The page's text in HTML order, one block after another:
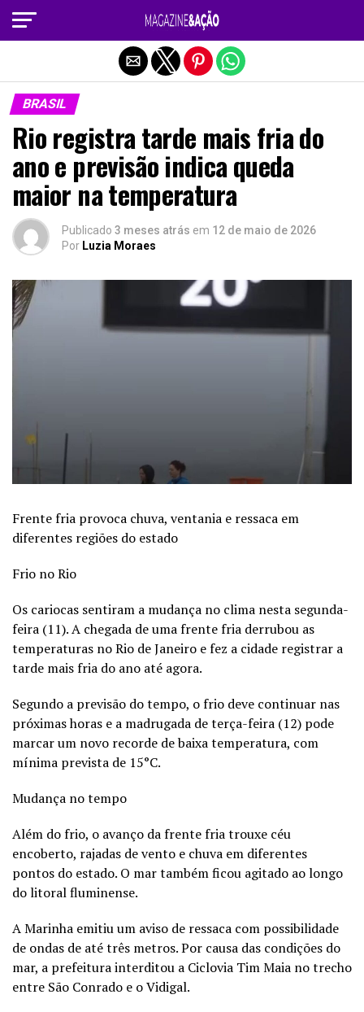
BRASIL
Rio registra tarde mais fria do
ano e previsão indica queda
maior na temperatura
Publicado 3 meses atrás em 12 de maio de 2026
Por Luzia Moraes
Frente fria provoca chuva, ventania e ressaca em
diferentes regiões do estado
Frio no Rio
Os cariocas sentiram a mudança no clima nesta segunda-
feira (11). A chegada de uma frente fria derrubou as
temperaturas no Rio de Janeiro e fez a cidade registrar a
tarde mais fria do ano até agora.
Segundo a previsão do tempo, o frio deve continuar nas
próximas horas e a madrugada de terça-feira (12) pode
marcar um novo recorde de baixa temperatura, com
mínima prevista de 15°C.
Mudança no tempo
Além do frio, o avanço da frente fria trouxe céu
encoberto, rajadas de vento e chuva em diferentes
pontos do estado. O mar também ficou agitado ao longo
do litoral fluminense.
A Marinha emitiu um aviso de ressaca com possibilidade
de ondas de até três metros. Por causa das condições do
mar, a prefeitura interditou a Ciclovia Tim Maia no trecho
entre São Conrado e o Vidigal.
Sair da versão mobile